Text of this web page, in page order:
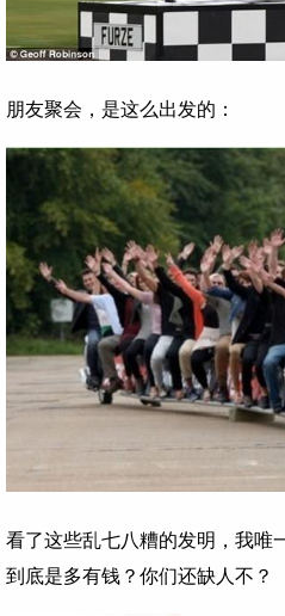
朋友聚会，是这么出发的：
看了这些乱七八糟的发明，我唯
到底是多有钱？你们还缺人不？